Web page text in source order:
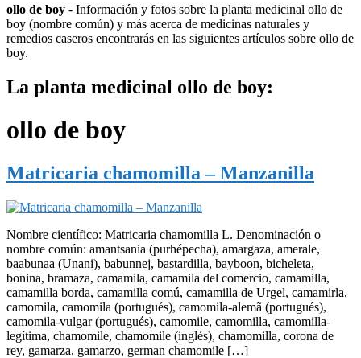
ollo de boy - Información y fotos sobre la planta medicinal ollo de
boy (nombre común) y más acerca de medicinas naturales y
remedios caseros encontrarás en las siguientes artículos sobre ollo de
boy.
La planta medicinal ollo de boy:
ollo de boy
Matricaria chamomilla – Manzanilla
Nombre científico: Matricaria chamomilla L. Denominación o
nombre común: amantsania (purhépecha), amargaza, amerale,
baabunaa (Unani), babunnej, bastardilla, bayboon, bicheleta,
bonina, bramaza, camamila, camamila del comercio, camamilla,
camamilla borda, camamilla comú, camamilla de Urgel, camamirla,
camomila, camomila (portugués), camomila-alemã (portugués),
camomila-vulgar (portugués), camomile, camomilla, camomilla-
legítima, chamomile, chamomile (inglés), chamomilla, corona de
rey, gamarza, gamarzo, german chamomile […]